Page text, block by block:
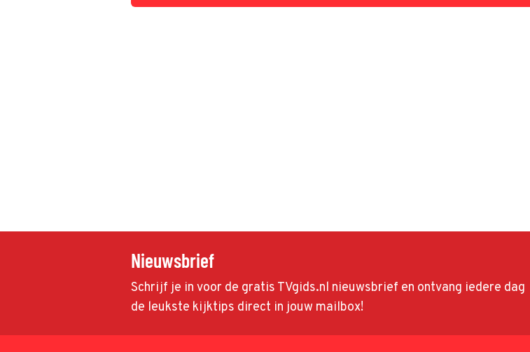
Nieuwsbrief
Schrijf je in voor de gratis TVgids.nl nieuwsbrief en ontvang iedere dag
de leukste kijktips direct in jouw mailbox!